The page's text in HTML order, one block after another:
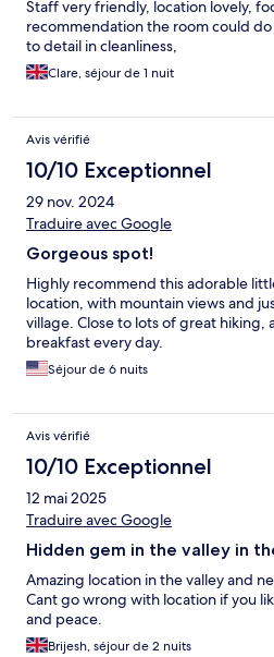
Staff very friendly, location lovely,
recommendation the room could
to detail in cleanliness,
Clare, séjour de 1 nuit
Avis vérifié
10/10 Exceptionnel
29 nov. 2024
Traduire avec Google
Gorgeous spot!
Highly recommend this adorable
location, with mountain views and
village. Close to lots of great hiking,
breakfast every day.
Séjour de 6 nuits
Avis vérifié
10/10 Exceptionnel
12 mai 2025
Traduire avec Google
Hidden gem in the valley in
Amazing location in the valley and
Cant go wrong with location if you
and peace.
Brijesh, séjour de 2 nuits